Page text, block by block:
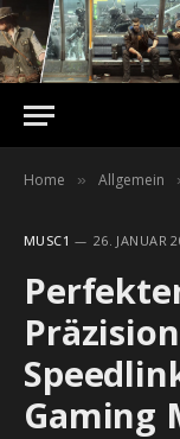
Home » Allgemein
MUSC1 26. JANUAR
Gaming